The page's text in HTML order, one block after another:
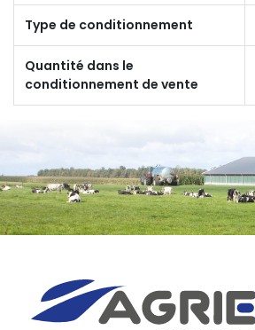
Type de conditionnement
Quantité dans le
conditionnement de vente